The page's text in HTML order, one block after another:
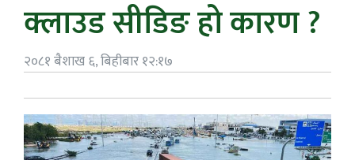
क्लाउड सीडिङ हो कारण ?
२०८१ बैशाख ६, बिहीबार १२:१७